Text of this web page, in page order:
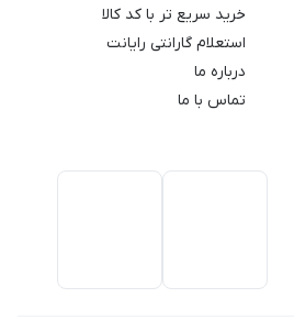
خرید سریع تر با کد کالا
استعلام گارانتی رایانت
درباره ما
تماس با ما